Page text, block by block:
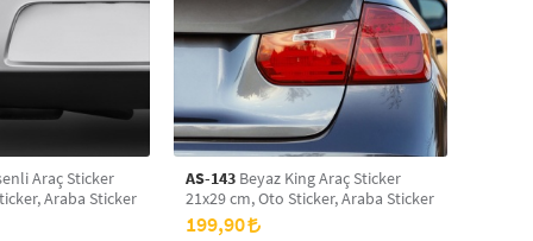
Araç Sticker
Araba Sticker
AS-143 Beyaz King Araç Sticker
21x29 cm, Oto Sticker, Araba Sticker
199,90